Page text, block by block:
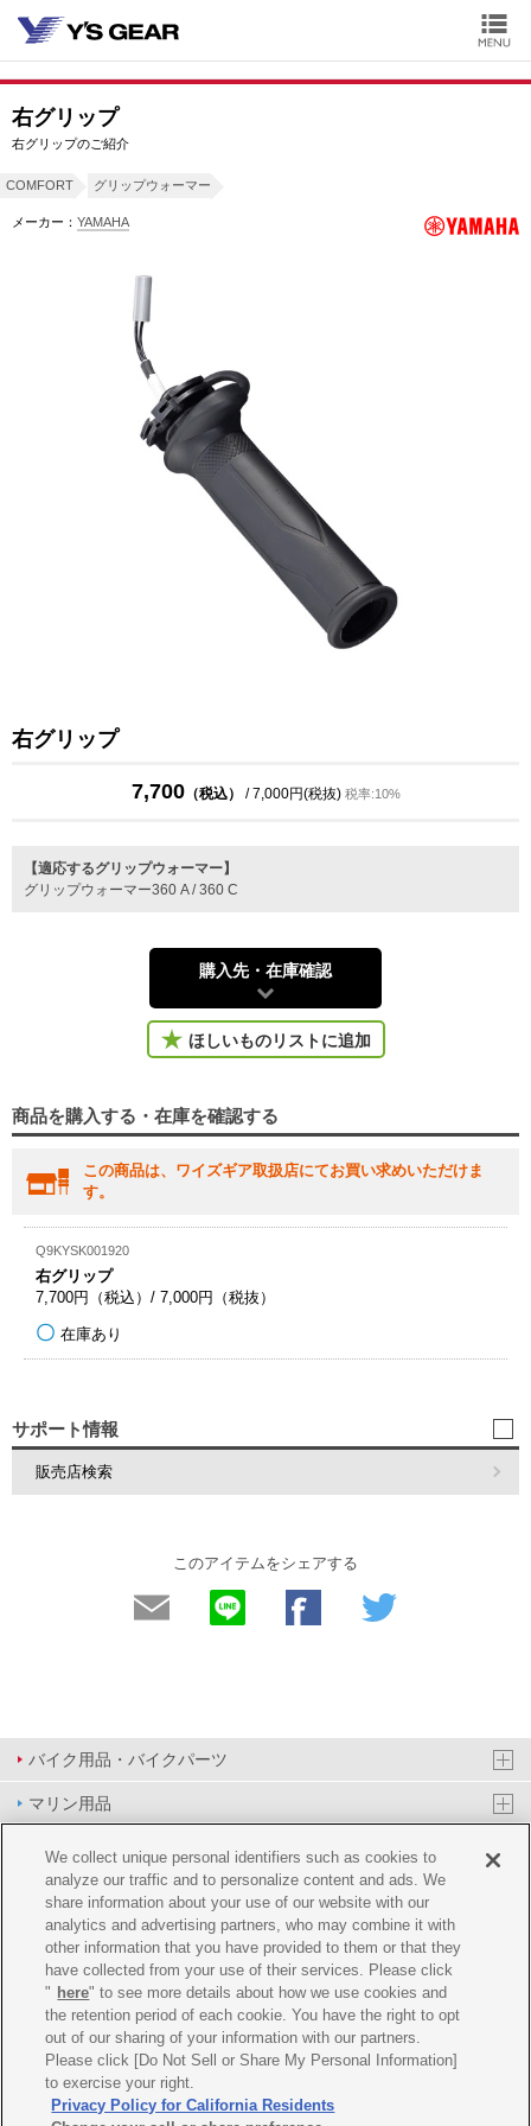
右グリップ
右グリップのご紹介
COMFORT グリップウォーマー
メーカー： YAMAHA
右グリップ
7,700（税込） / 7,000円(税抜) 税率:10%
【適応するグリップウォーマー】
グリップウォーマー360 A / 360 C
購入先・在庫確認
ほしいものリストに追加
商品を購入する・在庫を確認する
この商品は、ワイズギア取扱店にてお買い求めいただけま
す。
Q9KYSK001920
右グリップ
7,700円（税込）/ 7,000円（税抜）
在庫あり
サポート情報
販売店検索
このアイテムをシェアする
バイク用品・バイクパーツ
マリン用品
PAS/YPJ用品
その他用品
イベント&エンターテイメント
オンラインショップ
企業情報
ご利用規約 推薦環境 プライバシーポリシー Cookie ポリシー
We collect unique personal identifiers such as cookies to
analyze our traffic and to personalize content and ads. We
share information about your use of our website with our
analytics and advertising partners, who may combine it with
other information that you have provided to them or that they
have collected from your use of their services. Please click
" here" to see more details about how we use cookies and
the retention period of each cookie. You have the right to opt
out of our sharing of your information with our partners.
Please click [Do Not Sell or Share My Personal Information]
to exercise your right.
Privacy Policy for California Residents